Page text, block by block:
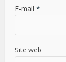
E-mail*
Site web